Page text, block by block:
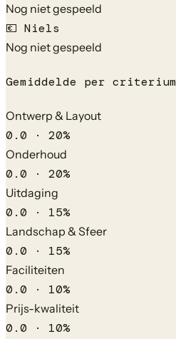
Nog niet gespeeld
💶 Niels
Nog niet gespeeld
Gemiddelde per criterium
Ontwerp & Layout
0.0 · 20%
Onderhoud
0.0 · 20%
Uitdaging
0.0 · 15%
Landschap & Sfeer
0.0 · 15%
Faciliteiten
0.0 · 10%
Prijs-kwaliteit
0.0 · 10%